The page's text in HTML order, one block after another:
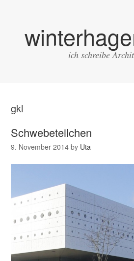
ich schreibe
gkl
Schwebeteilchen
9. November 2014 by Uta